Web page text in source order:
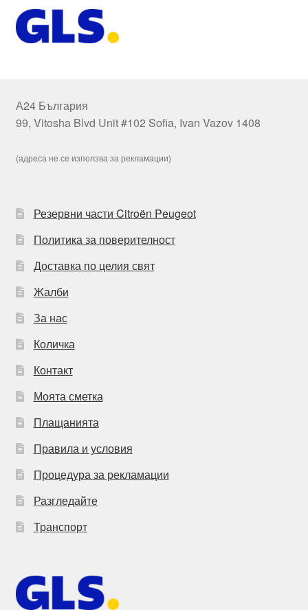
А24 България
99, Vitosha Blvd Unit #102 Sofia, Ivan Vazov 1408
(адреса не се използва за рекламации)
Резервни части Citroën Peugeot
Политика за поверителност
Доставка по целия свят
Жалби
За нас
Количка
Контакт
Моята сметка
Плащанията
Правила и условия
Процедура за рекламации
Разгледайте
Транспорт